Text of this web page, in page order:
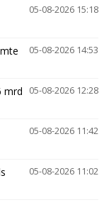
05-08-2026 15:18
05-08-2026 14:53
05-08-2026 12:28
mrd
05-08-2026 11:42
05-08-2026 11:02